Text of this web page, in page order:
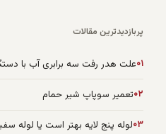
پربازدیدترین مقالات
۰۱علت هدر رفت سه برابری آب با
۰۲تعمیر سوپاپ شیر حمام
۰۳لوله پنج لایه بهتر است یا لوله